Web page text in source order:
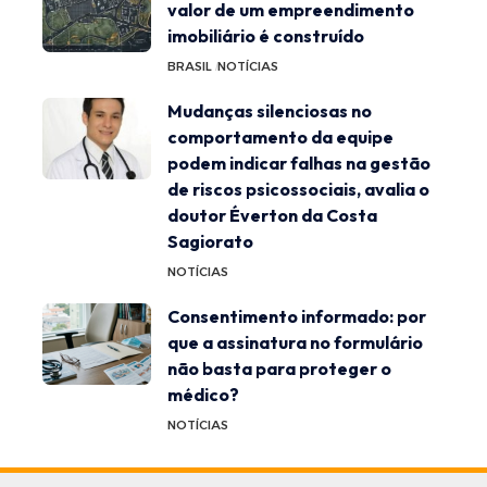
valor de um empreendimento
imobiliário é construído
BRASIL NOTÍCIAS
Mudanças silenciosas no
comportamento da equipe
podem indicar falhas na gestão
de riscos psicossociais, avalia o
doutor Éverton da Costa
Sagiorato
NOTÍCIAS
Consentimento informado: por
que a assinatura no formulário
não basta para proteger o
médico?
NOTÍCIAS